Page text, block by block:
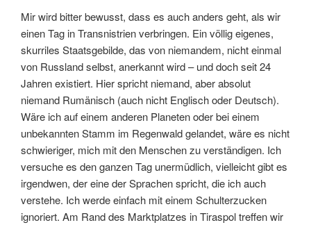
Mir wird bitter bewusst, dass es auch anders geht, als wir
einen Tag in Transnistrien verbringen. Ein völlig eigenes,
skurriles Staatsgebilde, das von niemandem, nicht einmal
von Russland selbst, anerkannt wird – und doch seit 24
Jahren existiert. Hier spricht niemand, aber absolut
niemand Rumänisch (auch nicht Englisch oder Deutsch).
Wäre ich auf einem anderen Planeten oder bei einem
unbekannten Stamm im Regenwald gelandet, wäre es nicht
schwieriger, mich mit den Menschen zu verständigen. Ich
versuche es den ganzen Tag unermüdlich, vielleicht gibt es
irgendwen, der eine der Sprachen spricht, die ich auch
verstehe. Ich werde einfach mit einem Schulterzucken
ignoriert. Am Rand des Marktplatzes in Tiraspol treffen wir